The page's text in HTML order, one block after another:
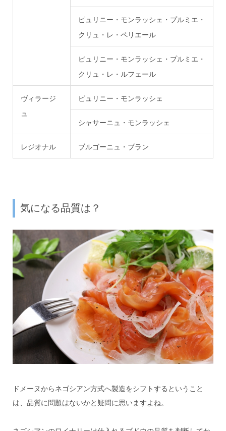
ピュリニー・モンラッシェ・プルミエ・
クリュ・レ・ペリエール
ピュリニー・モンラッシェ・プルミエ・
クリュ・レ・ルフェール
ヴィラージ
ュ
ピュリニー・モンラッシェ
シャサーニュ・モンラッシェ
レジオナル ブルゴーニュ・ブラン
気になる品質は？
ドメーヌからネゴシアン方式へ製造をシフトするということ
は、品質に問題はないかと疑問に思いますよね。